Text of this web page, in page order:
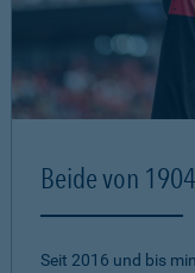
Beide von 1904
Seit 2016 und bis